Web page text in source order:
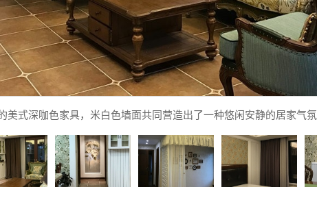
美式深咖色家具，米白色墙面共同营造出了一种悠闲安静的居家气氛